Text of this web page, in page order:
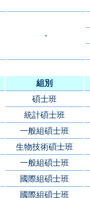
-
組別
碩士班
統計碩士班
一般組碩士班
生物技術碩士班
一般組碩士班
國際組碩士班
國際組碩士班